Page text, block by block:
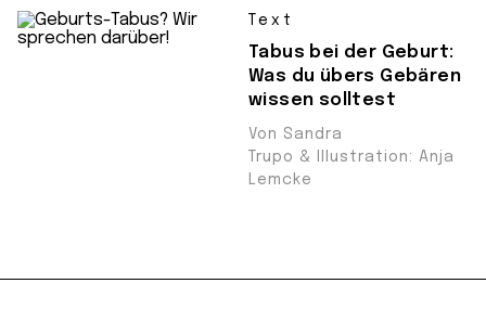
Text
Tabus bei der Geburt:
Was du übers Gebären
wissen solltest
Von Sandra
Trupo & Illustration: Anja
Lemcke